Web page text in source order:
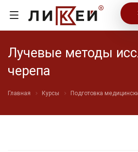
Лучевые методы
черепа
Главная Курсы Подготовка